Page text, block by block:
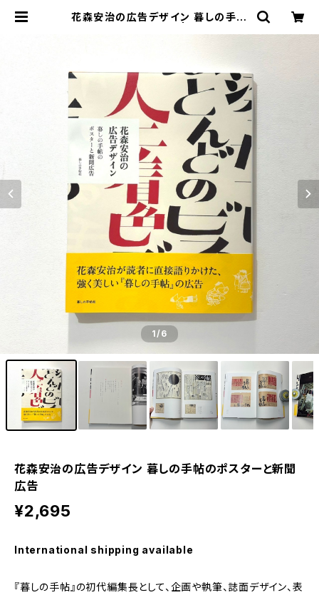
花森安治の広告デザイン 暮しの手帖
1/6
花森安治の広告デザイン 暮しの手帖のポスターと新聞
広告
¥2,695
International shipping available
『暮しの手帖』の初代編集長として、企画や執筆、誌面デザイン、表